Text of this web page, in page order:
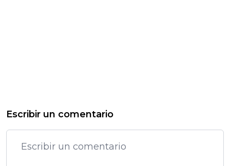
Escribir un comentario